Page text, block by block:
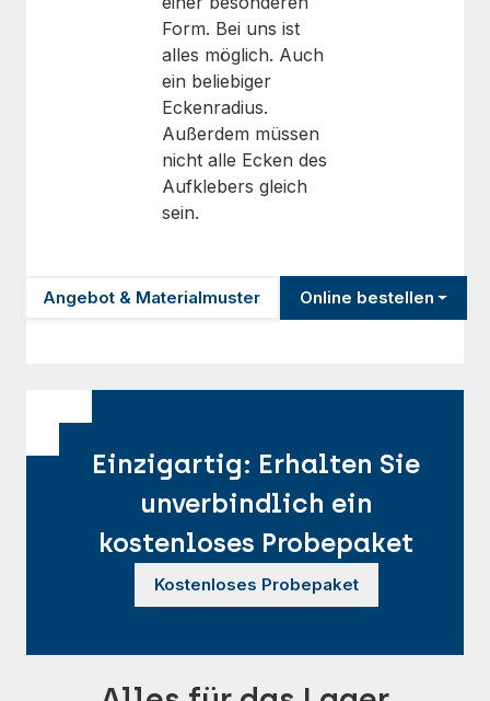
Form. Bei uns ist
alles möglich. Auch
ein beliebiger
Eckenradius.
Außerdem müssen
nicht alle Ecken des
Aufklebers gleich
sein.
Angebot & Materialmuster Online bestellen
Einzigartig: Erhalten Sie
unverbindlich ein
kostenloses Probepaket
Kostenloses Probepaket